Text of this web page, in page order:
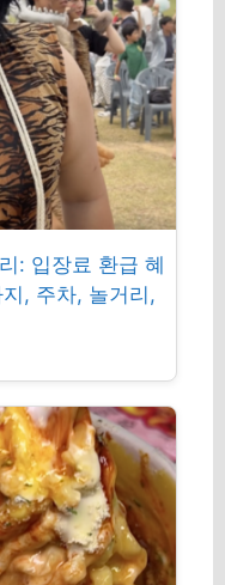
: 입장료 환급 혜
, 주차, 놀거리,